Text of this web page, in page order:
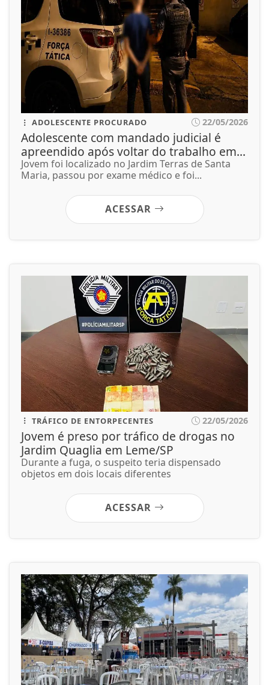
ADOLESCENTE PROCURADO 22/05/2026
Adolescente com mandado judicial é
apreendido após voltar do trabalho em...
Jovem foi localizado no Jardim Terras de Santa
Maria, passou por exame médico e foi...
ACESSAR
TRÁFICO DE ENTORPECENTES 22/05/2026
Jovem é preso por tráfico de drogas no
Jardim Quaglia em Leme/SP
Durante a fuga, o suspeito teria dispensado
objetos em dois locais diferentes
ACESSAR